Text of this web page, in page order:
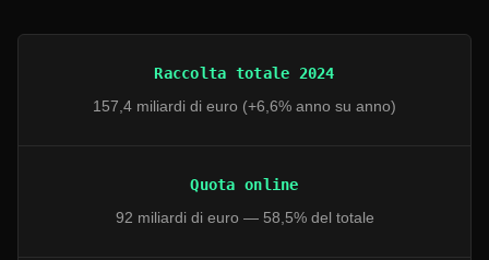
Raccolta totale 2024
157,4 miliardi di euro (+6,6% anno su anno)
Quota online
92 miliardi di euro — 58,5% del totale